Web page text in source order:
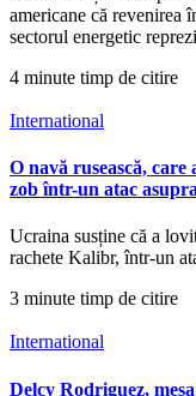
americane că revenirea
sectorul energetic
4 minute timp de citire
International
O navă rusească,
zob într-un atac
Ucraina susține că a
rachete Kalibr, într-un
3 minute timp de citire
International
Delcy Rodriguez,